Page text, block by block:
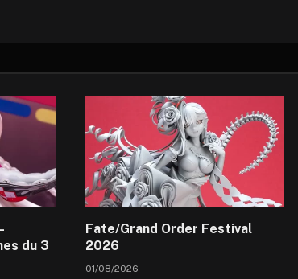
du 3
Fate/Grand Order Festival
2026
01/08/2026